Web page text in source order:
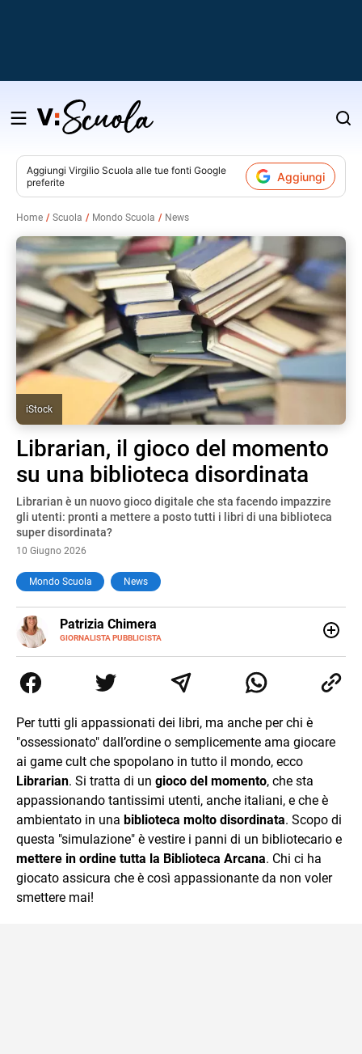
Salta
contenuto
Aggiungi Virgilio Scuola alle tue fonti Google
preferite
Aggiungi
Home Scuola Mondo Scuola News
iStock
Librarian, il gioco del momento
su una biblioteca disordinata
Librarian è un nuovo gioco digitale che sta facendo impazzire
gli utenti: pronti a mettere a posto tutti i libri di una biblioteca
super disordinata?
10 Giugno 2026
Mondo Scuola News
Patrizia Chimera
GIORNALISTA PUBBLICISTA
E-
MAIL
LINKEDIN
collaborato con grandi gruppi editoriali e agenzie di
comunicazione specializzandosi nella scrittura di articoli
Per tutti gli appassionati dei libri, ma anche per chi è
"ossessionato" dall’ordine o semplicemente ama giocare
ai game cult che spopolano in tutto il mondo, ecco
Librarian. Si tratta di un gioco del momento, che sta
appassionando tantissimi utenti, anche italiani, e che è
ambientato in una biblioteca molto disordinata. Scopo di
questa "simulazione" è vestire i panni di un bibliotecario e
mettere in ordine tutta la Biblioteca Arcana. Chi ci ha
giocato assicura che è così appassionante da non voler
smettere mai!